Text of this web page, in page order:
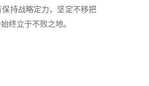
持战略定力，坚定不移把
终立于不败之地。